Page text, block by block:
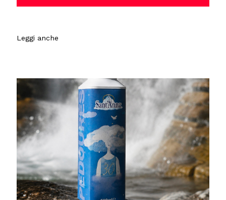
Leggi anche